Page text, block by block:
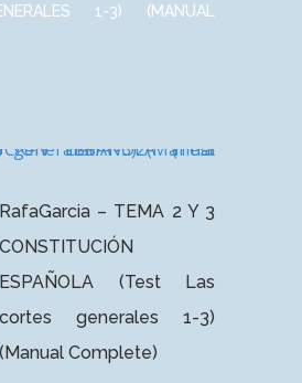
1-3) (MANUAL
RafaGarcia – TEMA 2 Y 3
CONSTITUCIÓN
ESPAÑOLA (Test Las
cortes generales 1-3)
(Manual Complete)